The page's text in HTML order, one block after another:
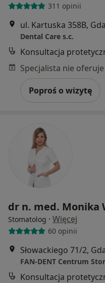
311 opinii
ul. Kartuska 358B,
Dental Care s.c.
Konsultacja
Poproś o wizytę
dr n. med. Monika
Stomatolog · Więcej
60 opinii
Słowackiego 71/2,
FAN-DENT Centrum
Konsultacja